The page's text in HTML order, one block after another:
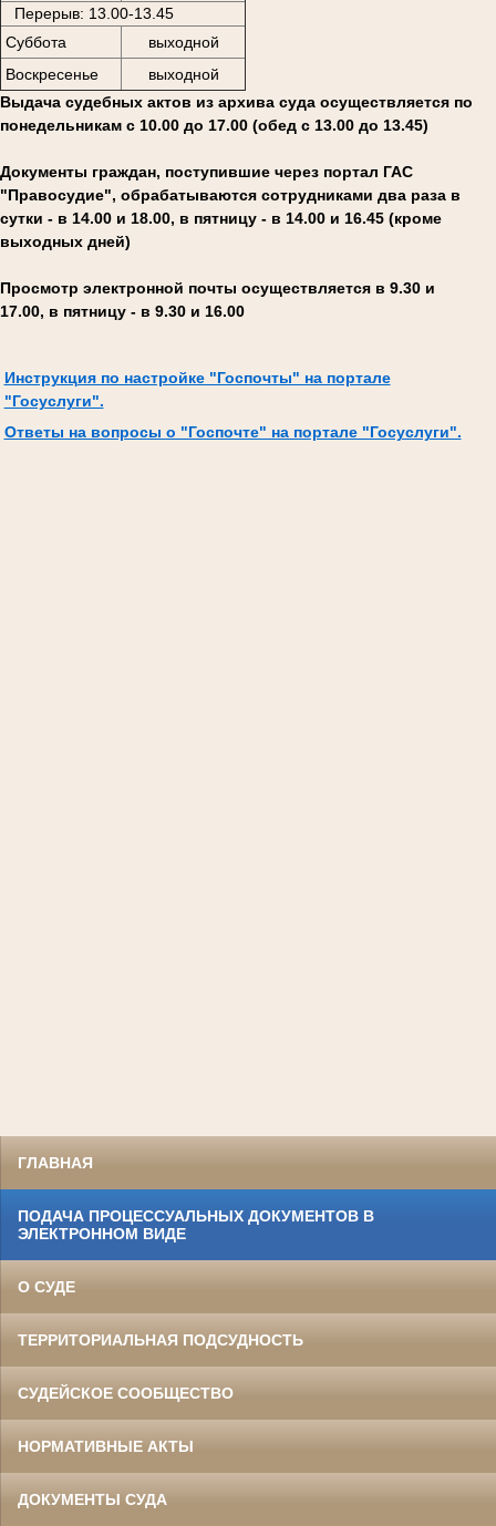
Перерыв: 13.00-13.45
Суббота
выходной
Воскресенье
выходной
Выдача судебных актов из архива суда осуществляется по
понедельникам с 10.00 до 17.00 (обед с 13.00 до 13.45)
Документы граждан, поступившие через портал ГАС
"Правосудие", обрабатываются сотрудниками два раза в
сутки - в 14.00 и 18.00, в пятницу - в 14.00 и 16.45 (кроме
выходных дней)
Просмотр электронной почты осуществляется в 9.30 и
17.00, в пятницу - в 9.30 и 16.00
Инструкция по настройке "Госпочты" на портале
"Госуслуги".
Ответы на вопросы о "Госпочте" на портале "Госуслуги".
ГЛАВНАЯ
ПОДАЧА ПРОЦЕССУАЛЬНЫХ ДОКУМЕНТОВ В
ЭЛЕКТРОННОМ ВИДЕ
О СУДЕ
ТЕРРИТОРИАЛЬНАЯ ПОДСУДНОСТЬ
СУДЕЙСКОЕ СООБЩЕСТВО
НОРМАТИВНЫЕ АКТЫ
ДОКУМЕНТЫ СУДА